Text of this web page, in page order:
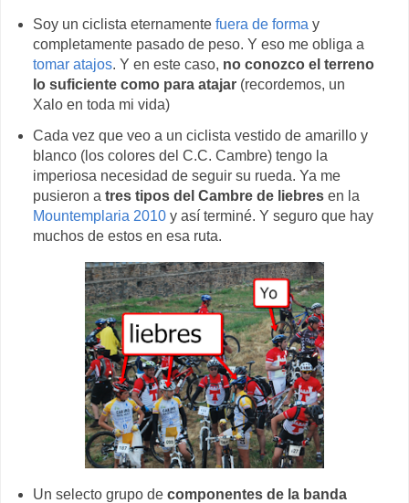
Soy un ciclista eternamente fuera de forma y
completamente pasado de peso. Y eso me obliga a
tomar atajos. Y en este caso, no conozco el terreno
lo suficiente como para atajar (recordemos, un
Xalo en toda mi vida)
Cada vez que veo a un ciclista vestido de amarillo y
blanco (los colores del C.C. Cambre) tengo la
imperiosa necesidad de seguir su rueda. Ya me
pusieron a tres tipos del Cambre de liebresen la
Mountemplaria 2010y así terminé. Y seguro que hay
muchos de estos en esa ruta.
Un selecto grupo de componentes de la banda